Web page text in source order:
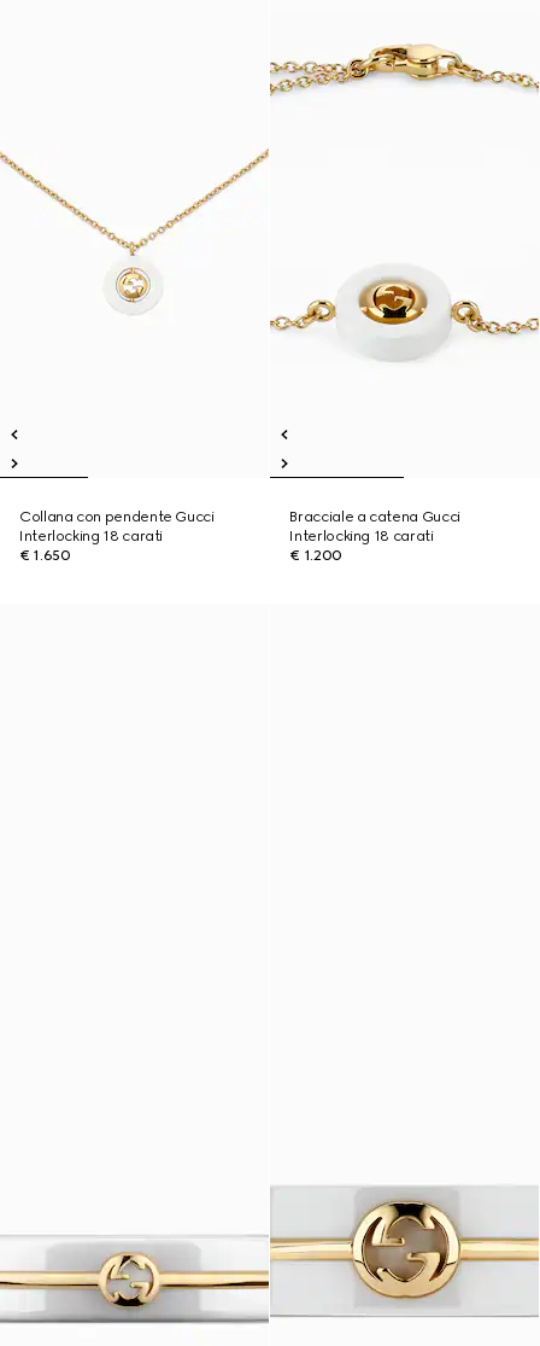
Collana con pendente Gucci
Interlocking 18 carati
€ 1.650
Bracciale a catena Gucci
Interlocking 18 carati
€ 1.200